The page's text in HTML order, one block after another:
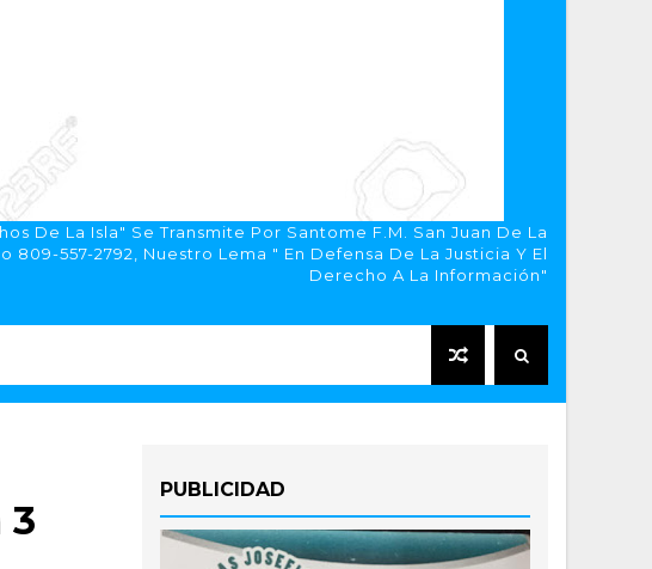
De La Isla" Se Transmite Por Santome F.M. San Juan De La
557-2792, Nuestro Lema " En Defensa De La Justicia Y El
Derecho A La Información"
3
PUBLICIDAD